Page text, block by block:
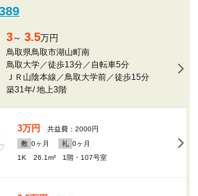
3～ 3.5万円
鳥取県鳥取市湖山町南
鳥取大学／徒歩13分／自転車5分
ＪＲ山陰本線／鳥取大学前／徒歩15分
築31年/地上3階
3万円
共益費：2000円
敷 0ヶ月 礼 0ヶ月
1K 26.1m²
1階・107号室